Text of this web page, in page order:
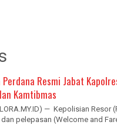
Perdana Resmi Jabat
Kamtibmas
— Kepolisian Resor
pelepasan (Welcome and